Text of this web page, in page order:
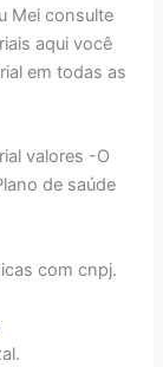
Mei consulte
aqui você
em todas as
valores -O
de saúde
com cnpj.